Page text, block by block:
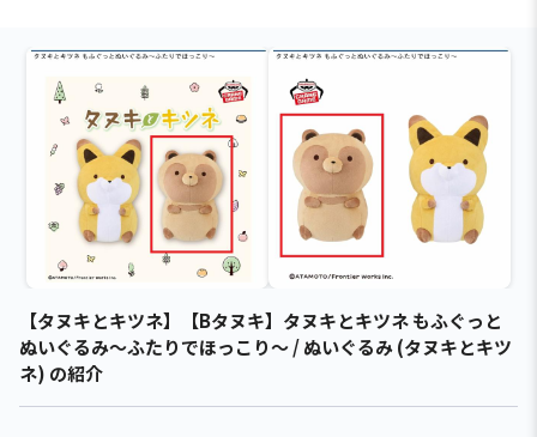
【タヌキとキツネ】【Bタヌキ】タヌキとキツネ もふぐっと
ぬいぐるみ～ふたりでほっこり～ / ぬいぐるみ (タヌキとキツ
ネ) の紹介